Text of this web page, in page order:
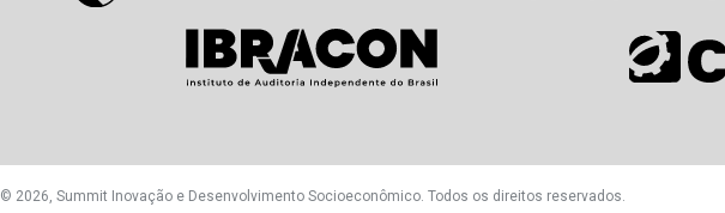
© 2026, Summit Inovação e Desenvolvimento Socioeconômico. Todos os direitos reservados.